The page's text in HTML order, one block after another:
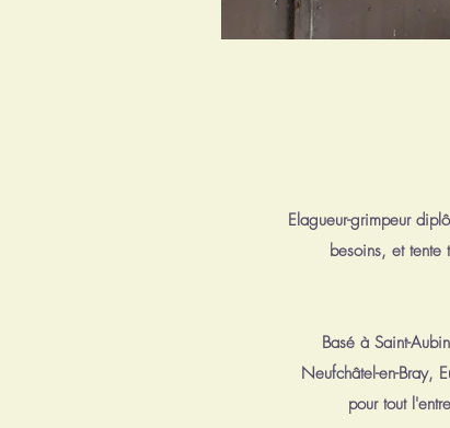
Elagueur-grimpeur
besoins, et tente
Basé à Saint-
Neufchâtel-en-Bray,
pour tout